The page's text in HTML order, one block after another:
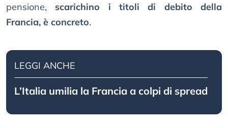
pensione, scarichino i titoli di debito della
Francia, è concreto.
LEGGI ANCHE
L’Italia umilia la Francia a colpi di spread